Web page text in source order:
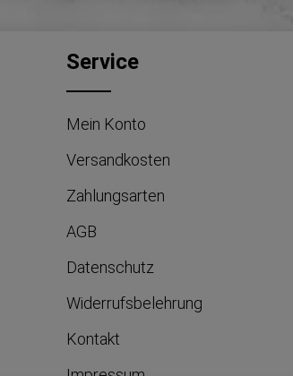
Service
Mein Konto
Versandkosten
Zahlungsarten
AGB
Datenschutz
Widerrufsbelehrung
Kontakt